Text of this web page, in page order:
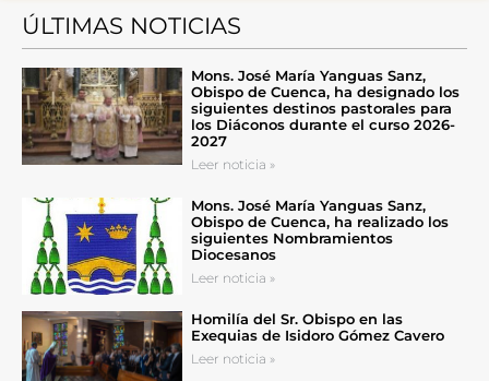
ÚLTIMAS NOTICIAS
Mons. José María Yanguas Sanz,
Obispo de Cuenca, ha designado los
siguientes destinos pastorales para
los Diáconos durante el curso 2026-
2027
Leer noticia »
Mons. José María Yanguas Sanz,
Obispo de Cuenca, ha realizado los
siguientes Nombramientos
Diocesanos
Leer noticia »
Homilía del Sr. Obispo en las
Exequias de Isidoro Gómez Cavero
Leer noticia »